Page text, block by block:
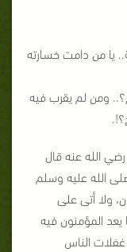
يا من دامت خسارته
ومن لم يقرب فيه
الله عنه قال
الله عليه وسلم
ولا أتى على
المؤمنون فيه
غفلات الناس